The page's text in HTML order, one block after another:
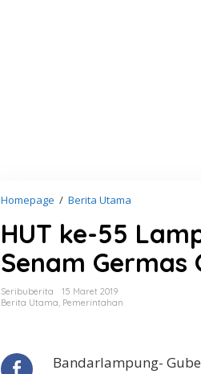
Homepage / Berita Utama
e
p
HUT ke-55
Senam Germas
Seribuberita
15 Maret 2019
Berita Utama, Pemerintahan
Bandarlampung-